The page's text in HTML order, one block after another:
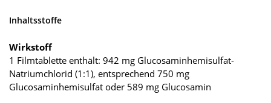
Inhaltsstoffe
Wirkstoff
1 Filmtablette enthält: 942 mg Glucosaminhemisulfat-
Natriumchlorid (1:1), entsprechend 750 mg
Glucosaminhemisulfat oder 589 mg Glucosamin